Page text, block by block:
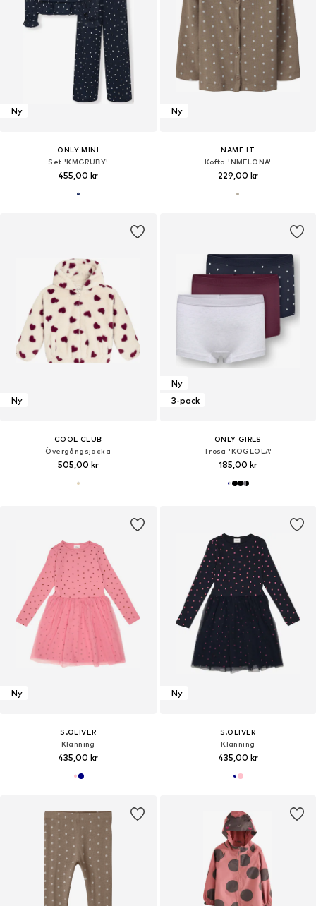
Ny
ONLY MINI
Set 'KMGRUBY'
455,00 kr
Ny
NAME IT
Kofta 'NMFLONA'
229,00 kr
Ny
COOL CLUB
Övergångsjacka
505,00 kr
Ny
3-pack
ONLY GIRLS
Trosa 'KOGLOLA'
185,00 kr
Ny
S.OLIVER
Klänning
435,00 kr
Ny
S.OLIVER
Klänning
435,00 kr